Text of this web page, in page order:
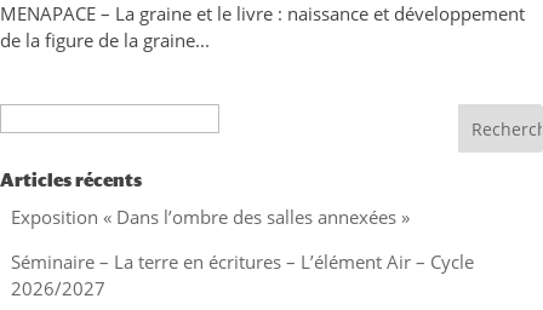
MENAPACE – La graine et le livre : naissance et développement
de la figure de la graine...
Articles récents
Exposition « Dans l’ombre des salles annexées »
Séminaire – La terre en écritures – L’élément Air – Cycle
2026/2027